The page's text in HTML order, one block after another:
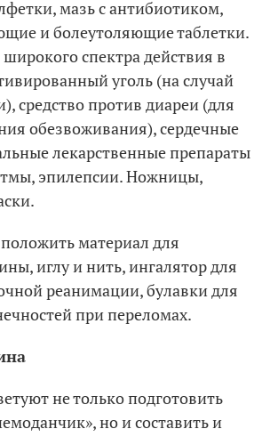
мазь с антибиотиком,
и болеутоляющие таблетки.
спектра действия в
уголь (на случай
средство против диареи (для
обезвоживания), сердечные
лекарственные препараты
эпилепсии. Ножницы,
материал для
иглу и нить, ингалятор для
реанимации, булавки для
при переломах.
не только подготовить
но и составить и